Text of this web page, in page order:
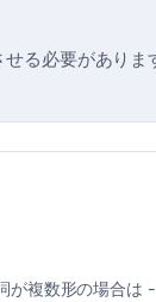
る必要がありま
複数形の場合は